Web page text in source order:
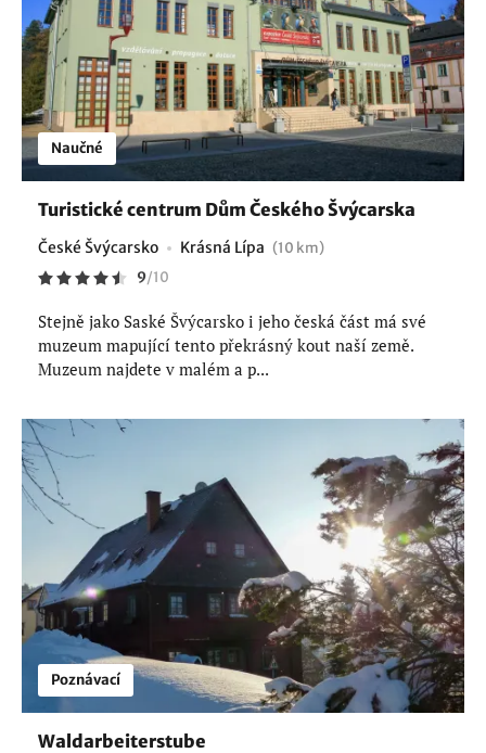
Naučné
Turistické centrum Dům Českého Švýcarska
České Švýcarsko Krásná Lípa (10 km)
9/10
Stejně jako Saské Švýcarsko i jeho česká část má své
muzeum mapující tento překrásný kout naší země.
Muzeum najdete v malém a p...
Poznávací
Waldarbeiterstube